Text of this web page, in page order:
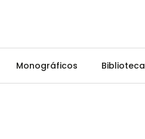
Monográficos Biblioteca